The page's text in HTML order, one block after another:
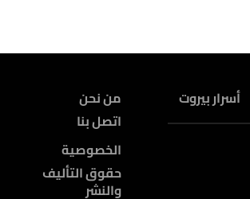
من نحن
اتصل بنا
الخصوصية
حقوق التأليف
والنشر
أسرار بيروت